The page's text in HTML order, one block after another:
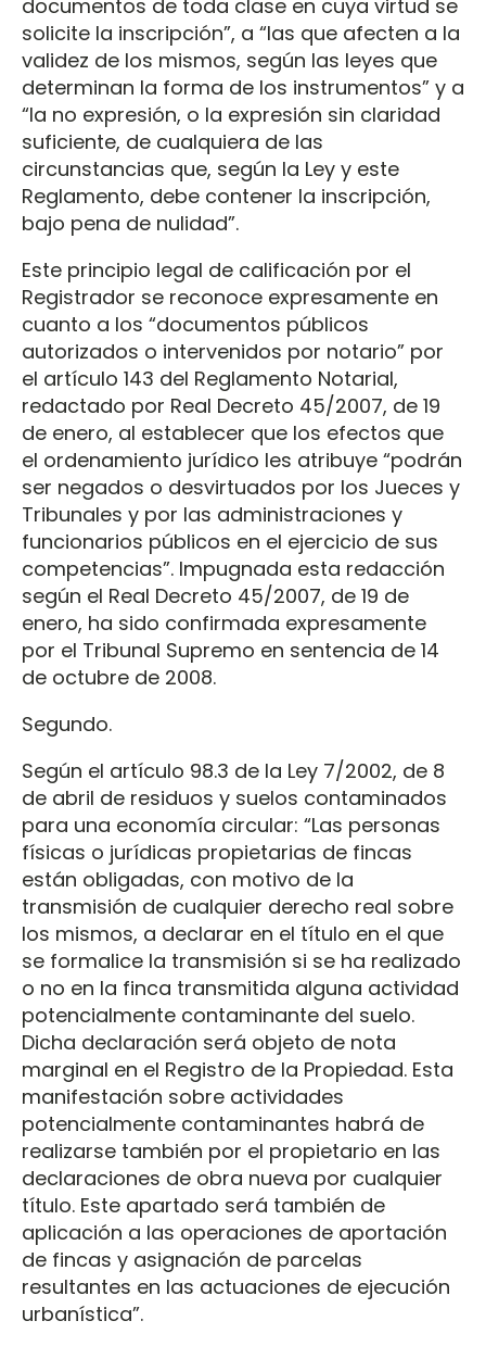
documentos de toda clase en cuya virtud se
solicite la inscripción”, a “las que afecten a la
validez de los mismos, según las leyes que
determinan la forma de los instrumentos” y a
“la no expresión, o la expresión sin claridad
suficiente, de cualquiera de las
circunstancias que, según la Ley y este
Reglamento, debe contener la inscripción,
bajo pena de nulidad”.
Este principio legal de calificación por el
Registrador se reconoce expresamente en
cuanto a los “documentos públicos
autorizados o intervenidos por notario” por
el artículo 143 del Reglamento Notarial,
redactado por Real Decreto 45/2007, de 19
de enero, al establecer que los efectos que
el ordenamiento jurídico les atribuye “podrán
ser negados o desvirtuados por los Jueces y
Tribunales y por las administraciones y
funcionarios públicos en el ejercicio de sus
competencias”. Impugnada esta redacción
según el Real Decreto 45/2007, de 19 de
enero, ha sido confirmada expresamente
por el Tribunal Supremo en sentencia de 14
de octubre de 2008.
Segundo.
Según el artículo 98.3 de la Ley 7/2002, de 8
de abril de residuos y suelos contaminados
para una economía circular: “Las personas
físicas o jurídicas propietarias de fincas
están obligadas, con motivo de la
transmisión de cualquier derecho real sobre
los mismos, a declarar en el título en el que
se formalice la transmisión si se ha realizado
o no en la finca transmitida alguna actividad
potencialmente contaminante del suelo.
Dicha declaración será objeto de nota
marginal en el Registro de la Propiedad. Esta
manifestación sobre actividades
potencialmente contaminantes habrá de
realizarse también por el propietario en las
declaraciones de obra nueva por cualquier
título. Este apartado será también de
aplicación a las operaciones de aportación
de fincas y asignación de parcelas
resultantes en las actuaciones de ejecución
urbanística”.